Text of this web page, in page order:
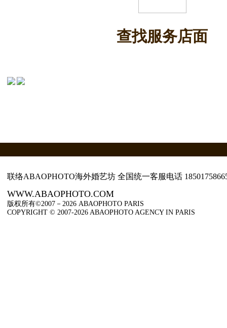
查找服务店面
联络ABAOPHOTO海外婚艺坊 全国统一客服电话
WWW.ABAOPHOTO.COM
版权所有©2007－2026 ABAOPHOTO PARIS
COPYRIGHT © 2007-2026 ABAOPHOTO AGENCY IN PARIS